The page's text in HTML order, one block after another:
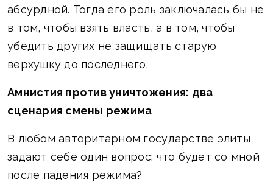
абсурдной. Тогда его роль заключалась бы не
в том, чтобы взять власть, а в том, чтобы
убедить других не защищать старую
верхушку до последнего.
Амнистия против уничтожения: два
сценария смены режима
В любом авторитарном государстве элиты
задают себе один вопрос: что будет со мной
после падения режима?